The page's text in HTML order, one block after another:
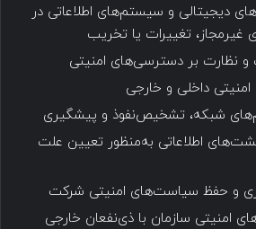
دیجیتالی و سیستم‌های اطلاعاتی در
غیرمجاز، تغییرات یا تخریب
و نظارت بر دسترسی‌های امنیتی
داخلی و خارجی
شبکه، تشخیص‌نفوذ و پیشگیری
اطلاعاتی به‌منظور تعیین علت
و حفظ سیاست‌های امنیتی شرکت
امنیتی سازمان با ذی‌نفعان خارجی